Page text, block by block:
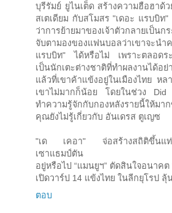
บุรีรัมย์ ยูไนเต็ด สร้างความฮือฮาด้
สเตเดียม กับสโมสร "เดอะ แรบบิ
ว่าการย้ายมาของเจ้าตัวกลายเป็น
จับตามองของแฟนบอลว่าเขาจะนำ
แรบบิท" ได้หรือไม่ เพราะตลอดระ
เป็นนักเตะต่างชาติที่ทำผลงานได้อ
แล้วที่เขาค้าแข้งอยู่ในเมืองไทย หล
เขาไม่มากก็น้อย โดยในช่วง
ทำความรู้จักกับกองหลังรายนี้ให้มา
คุณยังไม่รู้เกี่ยวกับ อันเดรส ตูเญซ
"เด เคอา" จ่อสร้างสถิติขึ้นแ
เซาแธมป์ตัน
อยู่หรือไป “แมนยูฯ” ตัดสินใจอนาคต
เปิดวาร์ป 14 แข้งไทย ในลีกยุโรป
ตอบ